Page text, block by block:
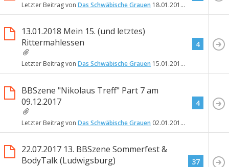
Letzter Beitrag von Das Schwäbische Grauen 18.01.2018
13.01.2018 Mein 15. (und letztes)
Rittermahlessen
Letzter Beitrag von Das Schwäbische Grauen 15.01.2018
4
BBSzene "Nikolaus Treff" Part 7 am
09.12.2017
Letzter Beitrag von Das Schwäbische Grauen 02.01.2018
4
22.07.2017 13. BBSzene Sommerfest &
BodyTalk (Ludwigsburg)
37